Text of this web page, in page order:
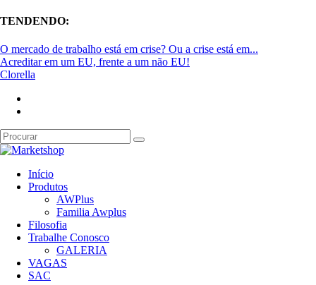
TENDENDO:
O mercado de trabalho está em crise? Ou a crise está em...
Acreditar em um EU, frente a um não EU!
Clorella
Início
Produtos
AWPlus
Familia Awplus
Filosofia
Trabalhe Conosco
GALERIA
VAGAS
SAC